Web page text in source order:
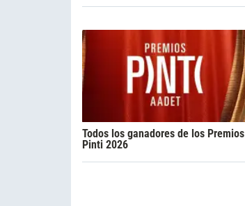
Todos los ganadores de los Premios
Pinti 2026